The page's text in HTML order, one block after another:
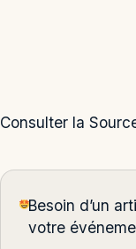
Consulter la
Besoin d’un
votre